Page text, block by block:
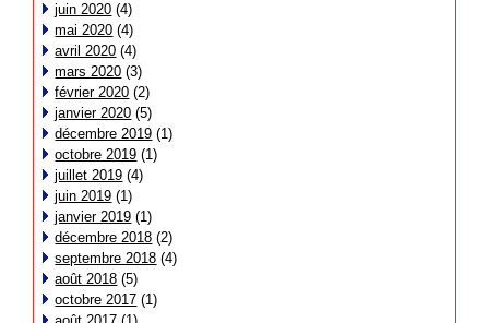
juin 2020 (4)
mai 2020 (4)
avril 2020 (4)
mars 2020 (3)
février 2020 (2)
janvier 2020 (5)
décembre 2019 (1)
octobre 2019 (1)
juillet 2019 (4)
juin 2019 (1)
janvier 2019 (1)
décembre 2018 (2)
septembre 2018 (4)
août 2018 (5)
octobre 2017 (1)